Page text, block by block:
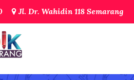
Jl. Dr. Wahidin 118 Semarang